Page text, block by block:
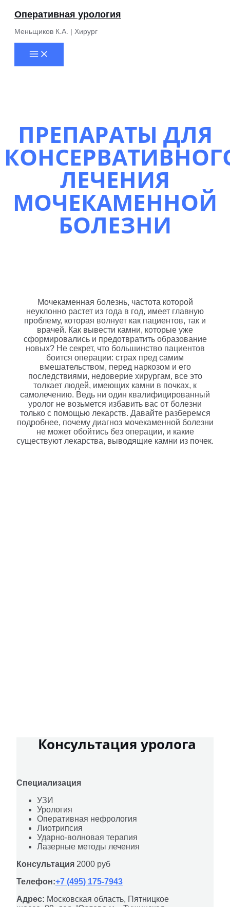
Оперативная урология
Меньщиков К.А. | Хирург
Main
Menu
ПРЕПАРАТЫ ДЛЯ
ЛЕЧЕНИЯ
МОЧЕКАМЕННОЙ
БОЛЕЗНИ
Мочекаменная болезнь, частота которой
неуклонно растет из года в год, имеет главную
проблему, которая волнует как пациентов, так и
врачей. Как вывести камни, которые уже
сформировались и предотвратить образование
новых? Не секрет, что большинство пациентов
боится операции: страх пред самим
вмешательством, перед наркозом и его
последствиями, недоверие хирургам, все это
толкает людей, имеющих камни в почках, к
самолечению. Ведь ни один квалифицированный
уролог не возьмется избавить вас от болезни
только с помощью лекарств. Давайте разберемся
подробнее, почему диагноз мочекаменной болезни
не может обойтись без операции, и какие
существуют лекарства, выводящие камни из почек.
Консультация уролога
Специализация
УЗИ
Урология
Оперативная нефрология
Лиотрипсия
Ударно-волновая терапия
Лазерные методы лечения
Консультация 2000 руб
Телефон:+7 (495) 175-7943
Адрес: Московская область, Пятницкое